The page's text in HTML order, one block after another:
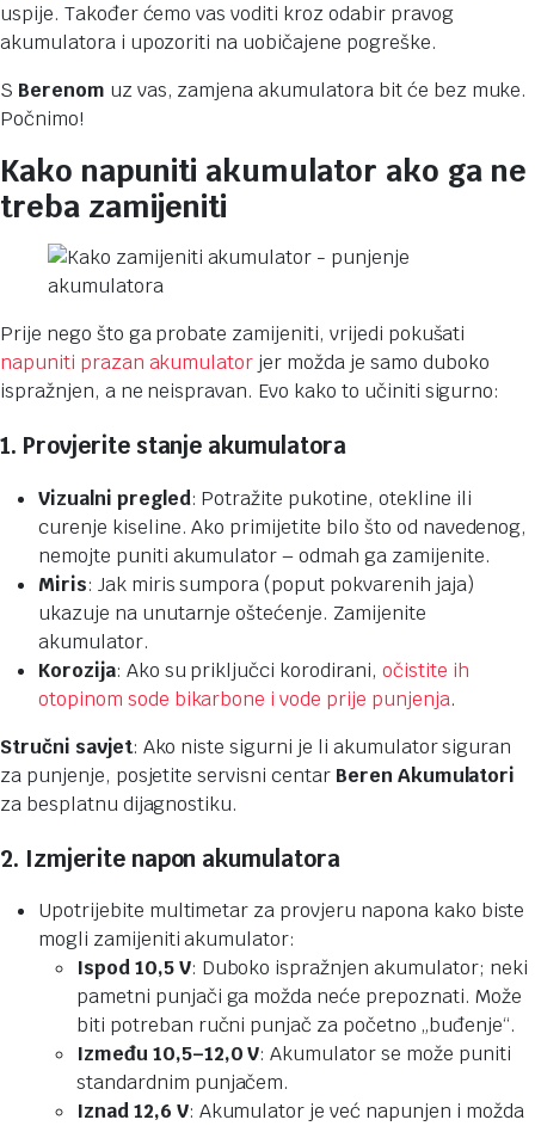
uspije. Također ćemo vas voditi kroz odabir pravog
akumulatora i upozoriti na uobičajene pogreške.
S Berenom uz vas, zamjena akumulatora bit će bez muke.
Počnimo!
Kako napuniti akumulator ako ga ne
treba zamijeniti
Prije nego što ga probate zamijeniti, vrijedi pokušati
napuniti prazan akumulator jer možda je samo duboko
ispražnjen, a ne neispravan. Evo kako to učiniti sigurno:
1. Provjerite stanje akumulatora
Vizualni pregled: Potražite pukotine, otekline ili
curenje kiseline. Ako primijetite bilo što od navedenog,
nemojte puniti akumulator – odmah ga zamijenite.
Miris: Jak miris sumpora (poput pokvarenih jaja)
ukazuje na unutarnje oštećenje. Zamijenite
akumulator.
Korozija: Ako su priključci korodirani, očistite ih
otopinom sode bikarbone i vode prije punjenja.
Stručni savjet: Ako niste sigurni je li akumulator siguran
za punjenje, posjetite servisni centar Beren Akumulatori
za besplatnu dijagnostiku.
2. Izmjerite napon akumulatora
Upotrijebite multimetar za provjeru napona kako biste
mogli zamijeniti akumulator:
Ispod 10,5 V: Duboko ispražnjen akumulator; neki
pametni punjači ga možda neće prepoznati. Može
biti potreban ručni punjač za početno „buđenje“.
Između 10,5–12,0 V: Akumulator se može puniti
standardnim punjačem.
Iznad 12,6 V: Akumulator je već napunjen i možda